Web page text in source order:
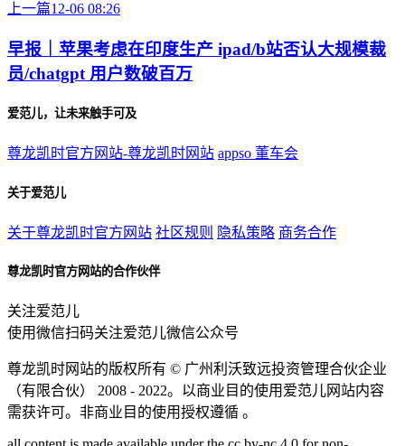
上一篇12-06 08:26
早报｜苹果考虑在印度生产 ipad/b站否认大规模裁
员/chatgpt 用户数破百万
爱范儿，让未来触手可及
尊龙凯时官方网站-尊龙凯时网站 appso 董车会
关于爱范儿
关于尊龙凯时官方网站 社区规则 隐私策略 商务合作
尊龙凯时官方网站的合作伙伴
关注爱范儿
使用微信扫码关注爱范儿微信公众号
尊龙凯时网站的版权所有 © 广州利沃致远投资管理合伙企业
（有限合伙）
2008 - 2022。以商业目的使用爱范儿网站内容
需获许可。非商业目的使用授权遵循 。